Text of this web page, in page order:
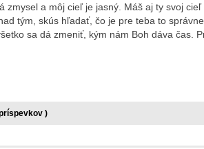
zmysel a môj cieľ je jasný. Máš aj ty svoj
tým, skús hľadať, čo je pre teba to
sa dá zmeniť, kým nám Boh dáva čas.
)